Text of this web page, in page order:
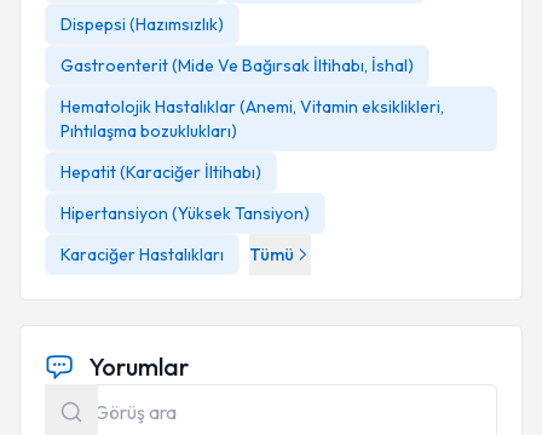
Dispepsi (Hazımsızlık)
Gastroenterit (Mide Ve Bağırsak İltihabı, İshal)
Hematolojik Hastalıklar (Anemi, Vitamin eksiklikleri,
Pıhtılaşma bozuklukları)
Hepatit (Karaciğer İltihabı)
Hipertansiyon (Yüksek Tansiyon)
Karaciğer Hastalıkları
Tümü
Yorumlar